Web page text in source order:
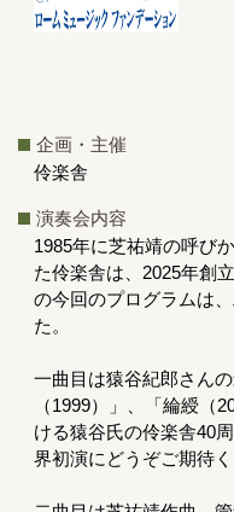
企画・主催
伶楽舎
演奏会内容
1985年に芝祐靖の呼び
た伶楽舎は、2025年創
の今回のプログラムは
た。
一曲目は猿谷紀郎さん
（1999）」、「綸綬（
ける猿谷氏の伶楽舎40
界初演にどうぞご期待く